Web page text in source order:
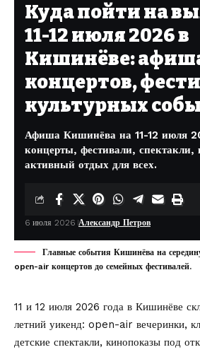
Куда пойти на
11-12 июля 2026 в
Кишинёве:
концертов,
культурных
Афиша Кишинёва на 11-12 июля
концерты, фестивали,
активный отдых для всех.
6 июля 2026 Александр Петров
Главные события Кишинёва на
opеn-air концертов до семейных фестивалей.
11 и 12 июля 2026 года в Кишинёве
летний уикенд: open-air вечеринки,
детские спектакли, кинопоказы под